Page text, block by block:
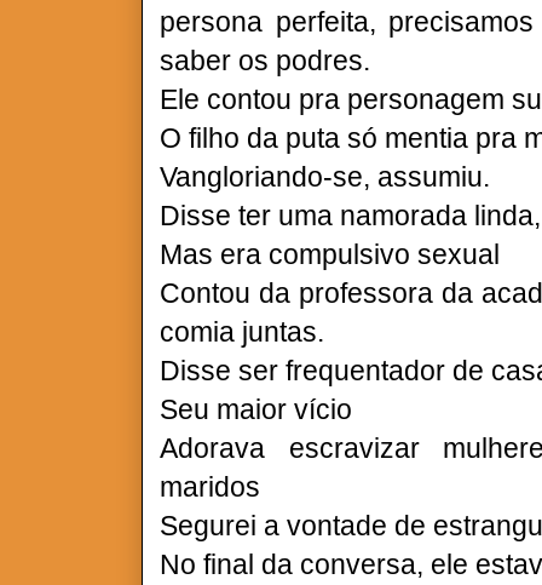
persona perfeita,
saber os podres.
Ele contou pra personagem
O filho da puta só mentia pra
Vangloriando-se, assumiu.
Disse ter uma namorada
Mas era compulsivo sexual
Contou da professora da
comia juntas.
Disse ser frequentador de
Seu maior vício
Adorava escravizar
maridos
Segurei a vontade de
No final da conversa, ele